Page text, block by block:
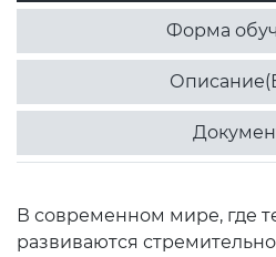
Форма
В современном мире, где
развиваются